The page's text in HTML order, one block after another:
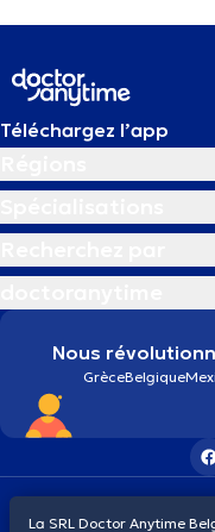
Téléchargez l’app
Nous
GrèceBelgique
©
La SRL Doctor Anytime